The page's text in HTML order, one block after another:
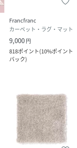
Francfranc
カーペット・ラグ・マット
9,000円
818ポイント(10%ポイント
バック)